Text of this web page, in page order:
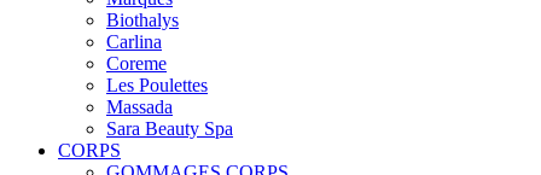
Biothalys
Carlina
Coreme
Les Poulettes
Massada
Sara Beauty Spa
CORPS